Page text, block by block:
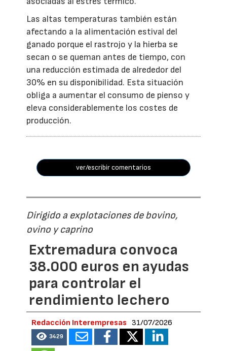
Las altas temperaturas también están
afectando a la alimentación estival del
ganado porque el rastrojo y la hierba se
secan o se queman antes de tiempo, con
una reducción estimada de alrededor del
30% en su disponibilidad. Esta situación
obliga a aumentar el consumo de pienso y
eleva considerablemente los costes de
producción.
ver/escribir comentarios
Dirigido a explotaciones de bovino,
ovino y caprino
Extremadura convoca
38.000 euros en ayudas
para controlar el
rendimiento lechero
Redacción Interempresas 31/07/2026
3429